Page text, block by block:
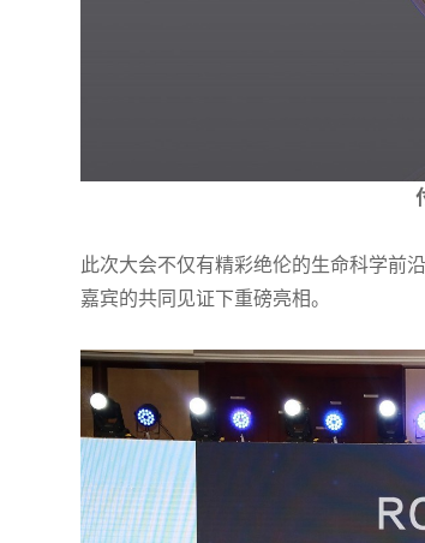
此次大会不仅有精彩绝伦的生命科学前
嘉宾的共同见证下重磅亮相。